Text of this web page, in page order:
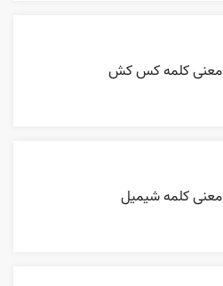
معنی کلمه کس کش
معنی کلمه شیمیل